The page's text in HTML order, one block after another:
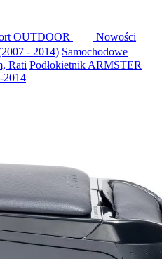
OUTDOOR
Nowości
- 2014) Samochodowe
Rati Podłokietnik ARMSTER
2014